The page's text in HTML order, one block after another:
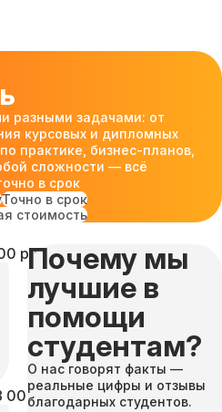
разными задачами: от
курсовых и дипломных
практике, бизнес-планов,
сложности — всё
в срок
Точно в срок
стоимость
руб
000 руб
Почему мы
лучшие в
помощи
студентам?
О нас говорят факты —
реальные цифры и отзывы
благодарных студентов.